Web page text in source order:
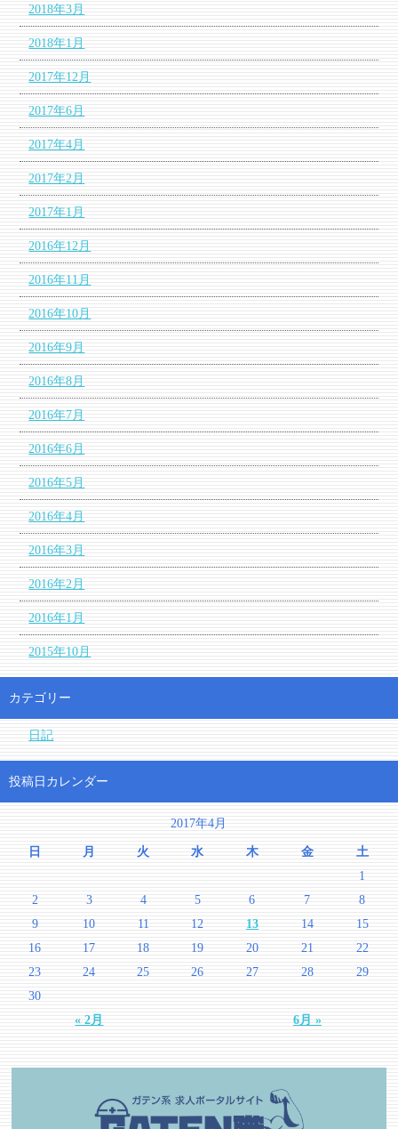
2018年3月
2018年1月
2017年12月
2017年6月
2017年4月
2017年2月
2017年1月
2016年12月
2016年11月
2016年10月
2016年9月
2016年8月
2016年7月
2016年6月
2016年5月
2016年4月
2016年3月
2016年2月
2016年1月
2015年10月
カテゴリー
日記
投稿日カレンダー
2017年4月
日 月 火 水 木 金 土
« 2月 6月 »
1
2
3 4 5 6 7
8
9
10 11 12 13 14
15
16
17 18 19 20 21
22
23
24 25 26 27 28
29
30